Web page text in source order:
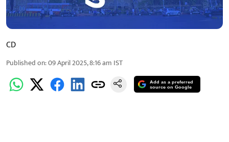
CD
Published on:09 April 2025, 8:16 am IST
Add as a preferred
source on Google